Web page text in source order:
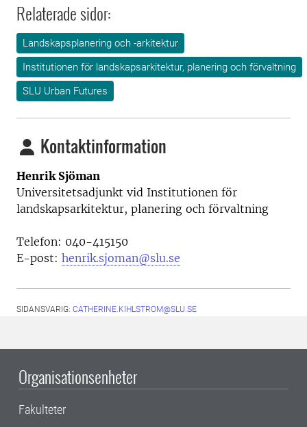
Relaterade sidor:
Landskapsplanering och -arkitektur
Institutionen för landskapsarkitektur, planering och förvaltning
SLU Urban Futures
Kontaktinformation
Henrik Sjöman
Universitetsadjunkt vid Institutionen för
landskapsarkitektur, planering och förvaltning
Telefon: 040-415150
E-post: henrik.sjoman@slu.se
SIDANSVARIG: CATHERINE.KIHLSTROM@SLU.SE
Organisationsenheter
Fakulteter